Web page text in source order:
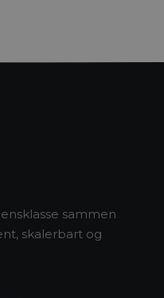
sammen
skalerbart og